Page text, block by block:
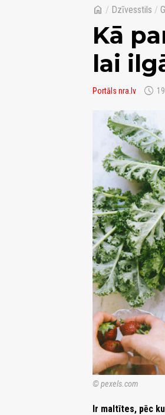
home / Dzīvesstils /
Kā
lai
Portāls nra.lv schedule
© pexels.com
Ir maltītes, pēc